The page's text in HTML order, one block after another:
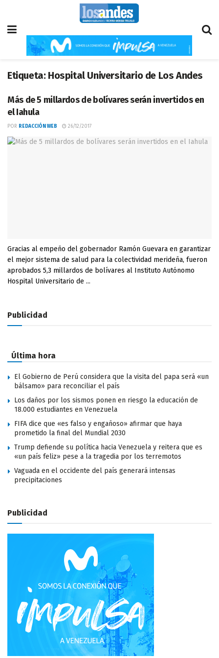
Etiqueta: Hospital Universitario de Los Andes
Más de 5 millardos de bolívares serán invertidos en
el Iahula
POR REDACCIÓN WEB 26/12/2017
Gracias al empeño del gobernador Ramón Guevara en garantizar
el mejor sistema de salud para la colectividad merideña, fueron
aprobados 5,3 millardos de bolívares al Instituto Autónomo
Hospital Universitario de ...
Publicidad
Última hora
El Gobierno de Perú considera que la visita del papa será «un
bálsamo» para reconciliar el país
Los daños por los sismos ponen en riesgo la educación de
18.000 estudiantes en Venezuela
FIFA dice que «es falso y engañoso» afirmar que haya
prometido la final del Mundial 2030
Trump defiende su política hacia Venezuela y reitera que es
«un país feliz» pese a la tragedia por los terremotos
Vaguada en el occidente del país generará intensas
precipitaciones
Publicidad